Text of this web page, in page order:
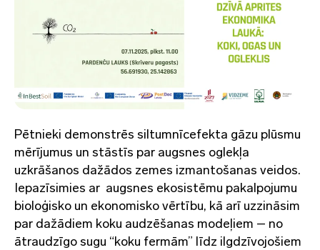
Pētnieki demonstrēs siltumnīcefekta gāzu plūsmu
mērījumus un stāstīs par augsnes oglekļa
uzkrāšanos dažādos zemes izmantošanas veidos.
Iepazīsimies ar augsnes ekosistēmu pakalpojumu
bioloģisko un ekonomisko vērtību, kā arī uzzināsim
par dažādiem koku audzēšanas modeļiem – no
ātraudzīgo sugu “koku fermām” līdz ilgdzīvojošiem